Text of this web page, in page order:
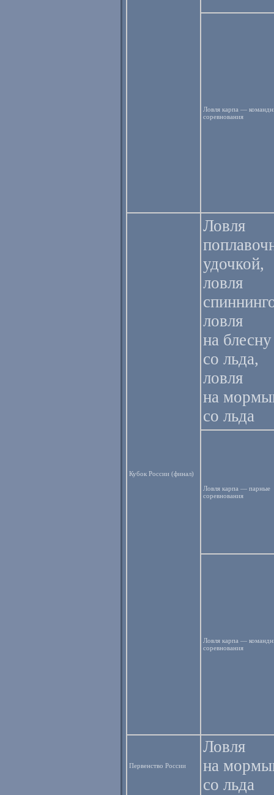
Ловля карпа —
соревнования
Кубок России (финал)
Ловля
удочкой,
ловля
ловля
на блесну
со льда,
ловля
на
со льда
Ловля карпа — парные
соревнования
Ловля карпа —
соревнования
Первенство России
Ловля
на
со льда